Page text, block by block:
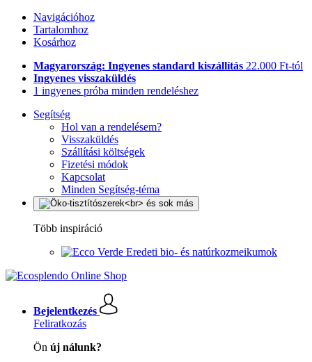
Navigációhoz
Tartalomhoz
Kosárhoz
Magyarország: Ingyenes standard kiszállítás 22.000 Ft-tól
Ingyenes visszaküldés
1 ingyenes próba minden rendeléshez
Segítség
Hol van a rendelésem?
Visszaküldés
Szállítási költségek
Fizetési módok
Kapcsolat
Minden Segítség-téma
Több inspiráció
Eredeti bio- és natúrkozmeikumok
Bejelentkezés
Feliratkozás
Ön új nálunk?